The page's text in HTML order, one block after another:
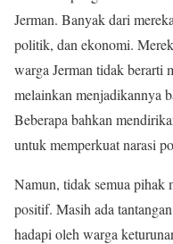
Jerman. Banyak dari
politik, dan ekonomi.
warga Jerman tidak berarti
melainkan menjadikannya
Beberapa bahkan
untuk memperkuat narasi
Namun, tidak semua pihak
positif. Masih ada
hadapi oleh warga